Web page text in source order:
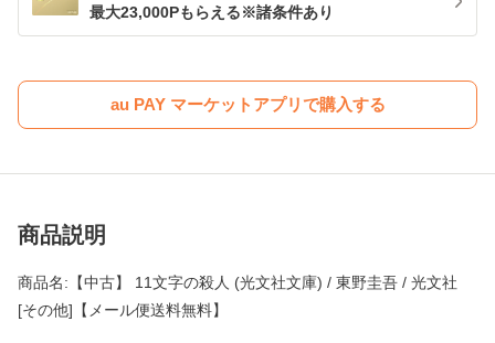
最大23,000Pもらえる※諸条件あり
au PAY マーケットアプリで購入する
商品説明
商品名:【中古】 11文字の殺人 (光文社文庫) / 東野圭吾 / 光文社
[その他]【メール便送料無料】